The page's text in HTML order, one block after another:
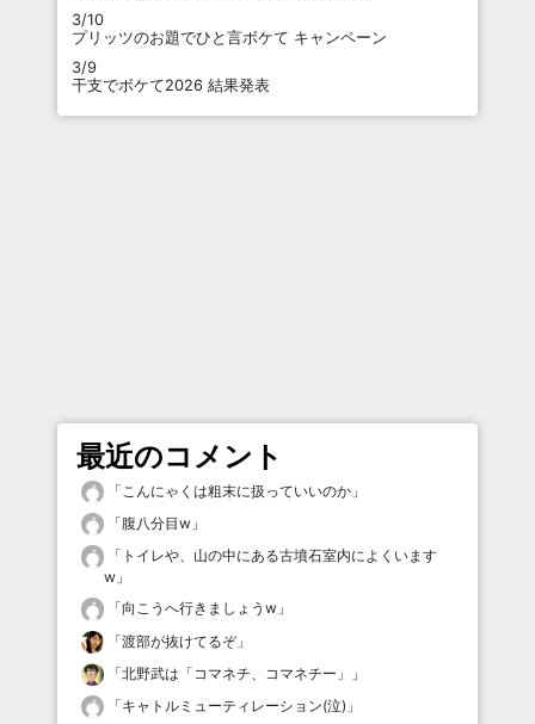
3/10
プリッツのお題でひと言ボケて キャンペーン
3/9
干支でボケて2026 結果発表
最近のコメント
「 こんにゃくは粗末に扱っていいのか 」
「腹八分目w 」
「 トイレや、山の中にある古墳石室内によくいます
w 」
「向こうへ行きましょうw 」
「渡部が抜けてるぞ」
「北野武は「コマネチ、コマネチー」
」
「キャトルミューティレーション(泣) 」